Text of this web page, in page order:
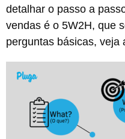
detalhar o passo a
vendas é o 5W2H, que
perguntas básicas, veja